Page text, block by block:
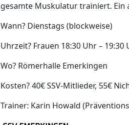
gesamte Muskulatur trainiert. Ein
Wann? Dienstags (blockweise)
Uhrzeit? Frauen 18:30 Uhr –
Wo? Römerhalle Emerkingen
Kosten? 40€ SSV-Mitlieder, 55€
Trainer: Karin Howald